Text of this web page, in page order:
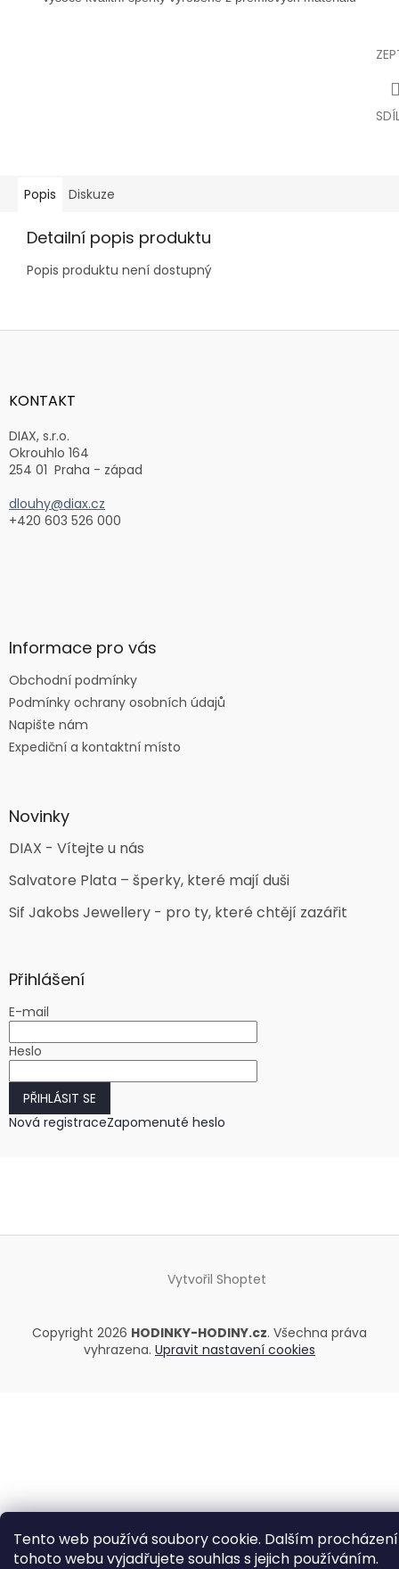
Tento web používá soubory cookie. Dalším
tohoto webu vyjadřujete souhlas s jejich používáním.
Popis Diskuze
Detailní popis produktu
Popis produktu není dostupný
Z
aKONTAKT
DIAX, s.r.o.
Okrouhlo 164
254 01 Praha - západ
dlouhy@diax.cz
+420 603 526 000
Informace pro vás
Obchodní podmínky
Podmínky ochrany osobních údajů
Napište nám
Expediční a kontaktní místo
Novinky
DIAX - Vítejte u nás
Salvatore Plata – šperky, které mají duši
Sif Jakobs Jewellery - pro ty, které chtějí zazářit
Přihlášení
E-mail
Heslo
PŘIHLÁSIT SE
Nová registraceZapomenuté heslo
Vytvořil Shoptet
Copyright 2026 HODINKY-HODINY.cz. Všechna práva
vyhrazena. Upravit nastavení cookies